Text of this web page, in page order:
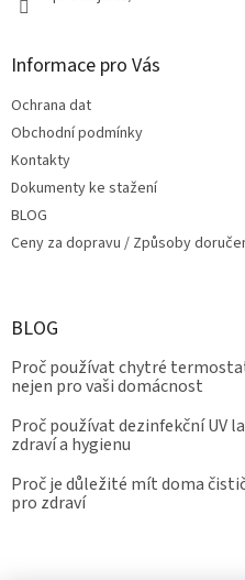
Informace pro Vás
Ochrana dat
Obchodní podmínky
Kontakty
Dokumenty ke stažení
BLOG
Ceny za dopravu / Způsoby
BLOG
Proč používat chytré
nejen pro vaši domácnost
Proč používat dezinfekční UV
zdraví a hygienu
Proč je důležité mít doma
pro zdraví